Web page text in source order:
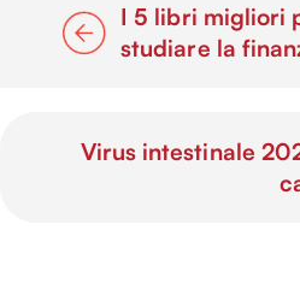
I 5 libri migliori
studiare la
Virus intestinale